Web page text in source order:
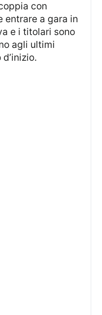
con
entrare a gara in
e i titolari sono
agli ultimi